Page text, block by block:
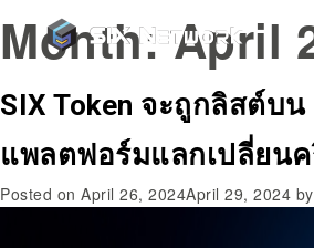
Month:April
SIX Token จะถูกลิสต์บ
แพลตฟอร์มแลกเปลี่ยน
Posted on April 26, 2024April 29, 2024 by